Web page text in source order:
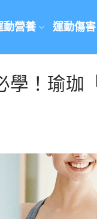
動營養 運動傷害
學！瑜珈